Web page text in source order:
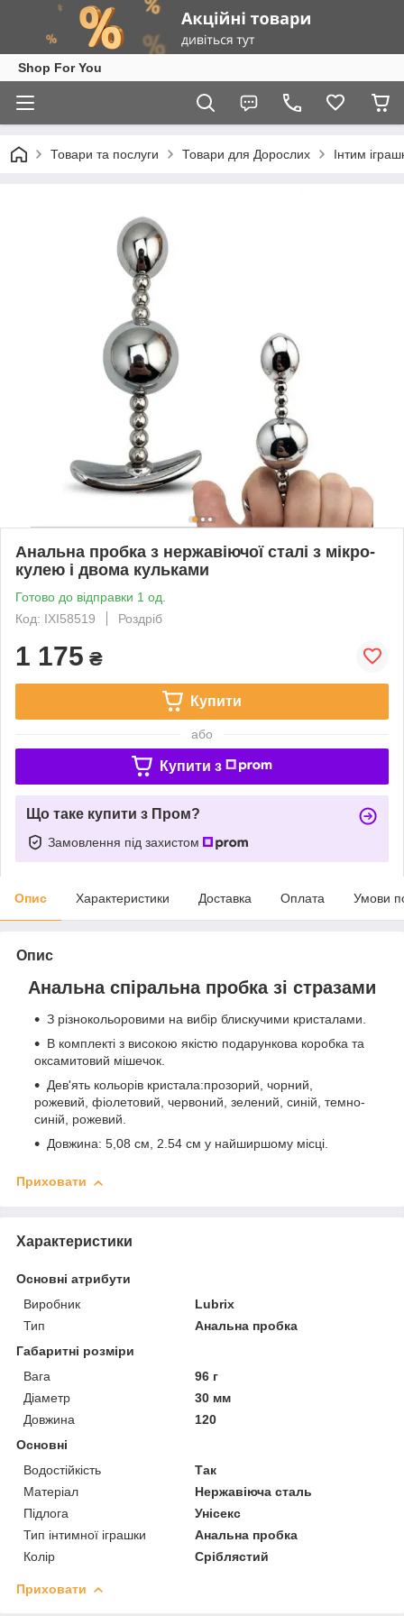
Shop For You
Товари та послуги Товари для Дорослих Інтим
Анальна пробка з нержавіючої сталі з мікро-
кулею і двома кульками
Готово до відправки 1 од.
Код: IXI58519
Роздріб
1 175 ₴
Купити
або
Купити з
Що таке купити з Пром?
Замовлення під захистом
Опис Характеристики Доставка Оплата Умови
Опис
Анальна спіральна пробка зі стразами
З різнокольоровими на вибір блискучими кристалами.
В комплекті з високою якістю подарункова коробка та
оксамитовий мішечок.
Дев'ять кольорів кристала:прозорий, чорний,
рожевий, фіолетовий, червоний, зелений, синій, темно-
синій, рожевий.
Довжина: 5,08 см, 2.54 см у найширшому місці.
Приховати
Характеристики
Основні атрибути
Виробник
Lubrix
Тип
Анальна пробка
Габаритні розміри
Вага
96 г
Діаметр
30 мм
Довжина
120
Основні
Водостійкість
Так
Матеріал
Нержавіюча сталь
Підлога
Унісекс
Тип інтимної іграшки
Анальна пробка
Колір
Сріблястий
Приховати